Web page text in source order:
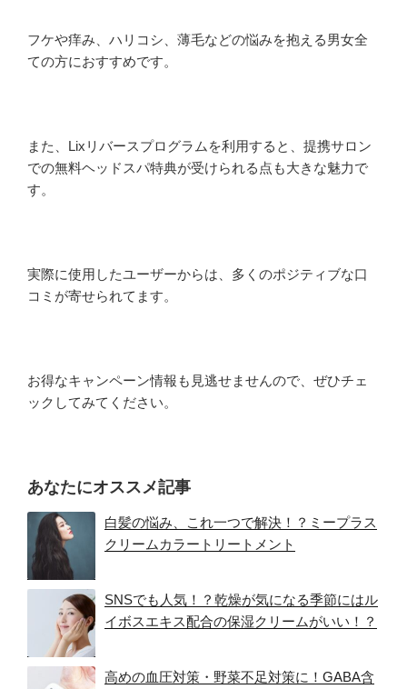
フケや痒み、ハリコシ、薄毛などの悩みを抱える男女全
ての方におすすめです。
また、Lixリバースプログラムを利用すると、提携サロン
での無料ヘッドスパ特典が受けられる点も大きな魅力で
す。
実際に使用したユーザーからは、多くのポジティブな口
コミが寄せられてます。
お得なキャンペーン情報も見逃せませんので、ぜひチェ
ックしてみてください。
あなたにオススメ記事
白髪の悩み、これ一つで解決！？ミープラス
クリームカラートリートメント
SNSでも人気！？乾燥が気になる季節にはル
イボスエキス配合の保湿クリームがいい！？
高めの血圧対策・野菜不足対策に！GABA含